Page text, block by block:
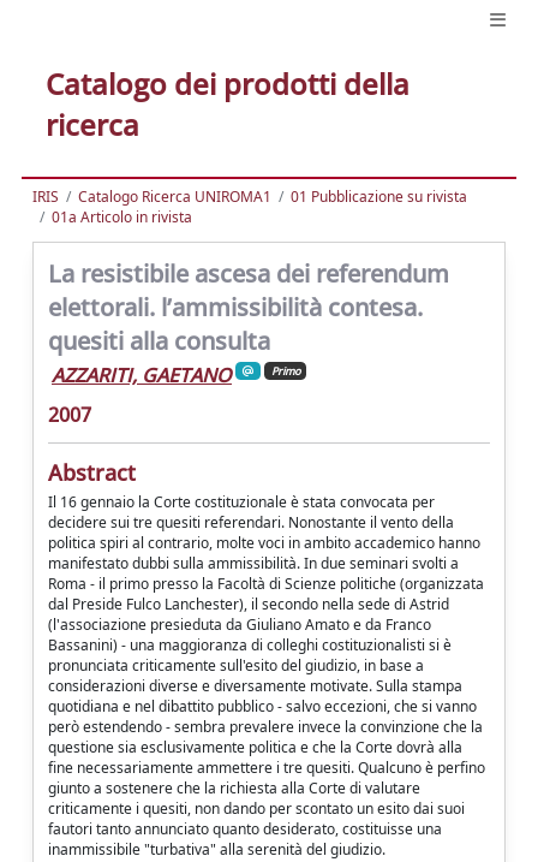
Catalogo dei prodotti della
ricerca
IRIS Catalogo Ricerca UNIROMA1
01 Pubblicazione su rivista
01a Articolo in rivista
La resistibile ascesa dei referendum
elettorali. l’ammissibilità contesa.
quesiti alla consulta
AZZARITI, GAETANO Primo
2007
Abstract
Il 16 gennaio la Corte costituzionale è stata convocata per
decidere sui tre quesiti referendari. Nonostante il vento della
politica spiri al contrario, molte voci in ambito accademico hanno
manifestato dubbi sulla ammissibilità. In due seminari svolti a
Roma - il primo presso la Facoltà di Scienze politiche (organizzata
dal Preside Fulco Lanchester), il secondo nella sede di Astrid
(l'associazione presieduta da Giuliano Amato e da Franco
Bassanini) - una maggioranza di colleghi costituzionalisti si è
pronunciata criticamente sull'esito del giudizio, in base a
considerazioni diverse e diversamente motivate. Sulla stampa
quotidiana e nel dibattito pubblico - salvo eccezioni, che si vanno
però estendendo - sembra prevalere invece la convinzione che la
questione sia esclusivamente politica e che la Corte dovrà alla
fine necessariamente ammettere i tre quesiti. Qualcuno è perfino
giunto a sostenere che la richiesta alla Corte di valutare
criticamente i quesiti, non dando per scontato un esito dai suoi
fautori tanto annunciato quanto desiderato, costituisse una
inammissibile "turbativa" alla serenità del giudizio.